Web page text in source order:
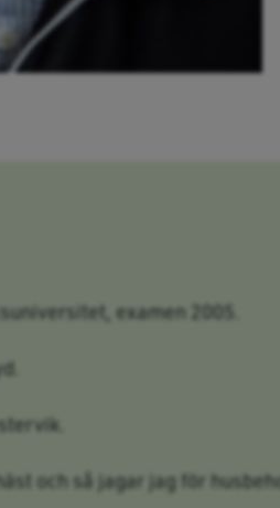
examen 2005.
och så jagar jag för